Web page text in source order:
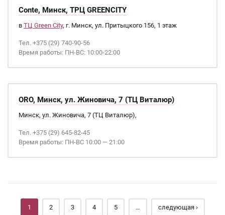
Conte, Минск, ТРЦ GREENCITY
в ТЦ Green City, г. Минск, ул. Притыцкого 156, 1 этаж
Тел. +375 (29) 740-90-56
Время работы: ПН-ВС: 10:00-22:00
ORO, Минск, ул. Жиновича, 7 (ТЦ Виталюр)
Минск, ул. Жиновича, 7 (ТЦ Виталюр),
Тел. +375 (29) 645-82-45
Время работы: ПН-ВС 10:00 — 21:00
Страницы
1 2 3 4 5 … следующая ›